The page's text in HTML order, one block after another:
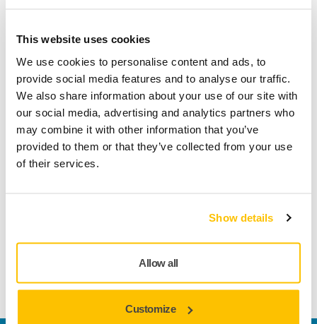
This website uses cookies
We use cookies to personalise content and ads, to
provide social media features and to analyse our traffic.
We also share information about your use of our site with
our social media, advertising and analytics partners who
may combine it with other information that you’ve
provided to them or that they’ve collected from your use
of their services.
Show details
Allow all
Customize
Gör en retur enkelt på www.mirka.com/sv-
fi/support/returnera-en-vara/
Nedladdningar
Exploded view - Mirka® MIRO 955
Ladda ner